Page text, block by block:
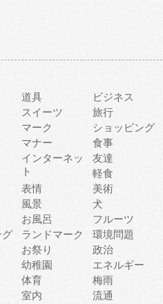
道具 ビジネス
スイーツ 旅行
マーク ショッピング
マナー 食事
インターネッ
ト
友達
軽食
表情 美術
風景 犬
お風呂 フルーツ
グ ランドマーク 環境問題
お祭り 政治
幼稚園 エネルギー
体育 梅雨
室内 流通